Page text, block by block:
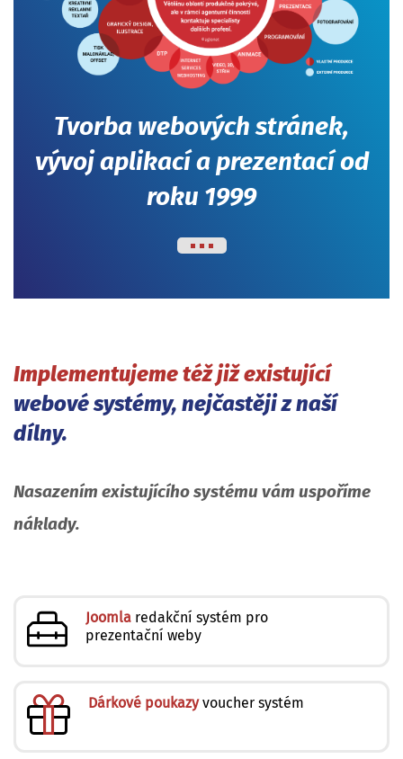
Tvorba webových stránek,
vývoj aplikací a prezentací od
roku 1999
Implementujeme též již existující
webové systémy, nejčastěji z naší
dílny.
Nasazením existujícího systému vám uspoříme
náklady.
Joomla redakční systém pro
prezentační weby
Dárkové poukazyvoucher systém